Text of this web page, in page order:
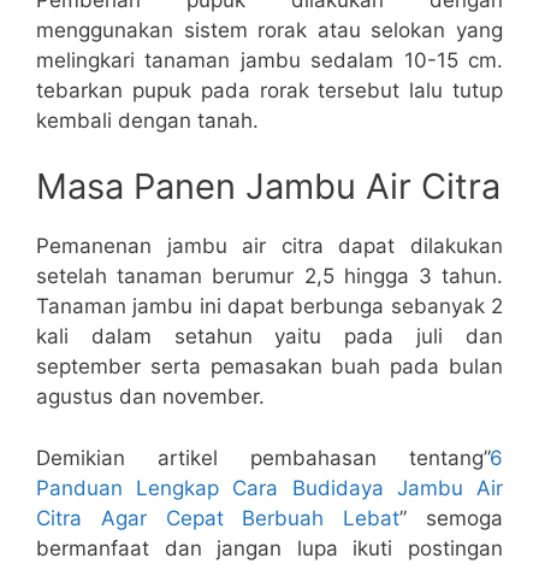
menggunakan sistem rorak atau selokan yang
melingkari tanaman jambu sedalam 10-15 cm.
tebarkan pupuk pada rorak tersebut lalu tutup
kembali dengan tanah.
Masa Panen Jambu Air Citra
Pemanenan jambu air citra dapat dilakukan
setelah tanaman berumur 2,5 hingga 3 tahun.
Tanaman jambu ini dapat berbunga sebanyak 2
kali dalam setahun yaitu pada juli dan
september serta pemasakan buah pada bulan
agustus dan november.
Demikian artikel pembahasan tentang”6
Panduan Lengkap Cara Budidaya Jambu Air
Citra Agar Cepat Berbuah Lebat” semoga
bermanfaat dan jangan lupa ikuti postingan